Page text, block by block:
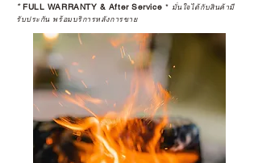
*FULL WARRANTY & After Service * มั่นใจได้กับสินค้ามี
รับประกัน พร้อมบริการหลังการขาย